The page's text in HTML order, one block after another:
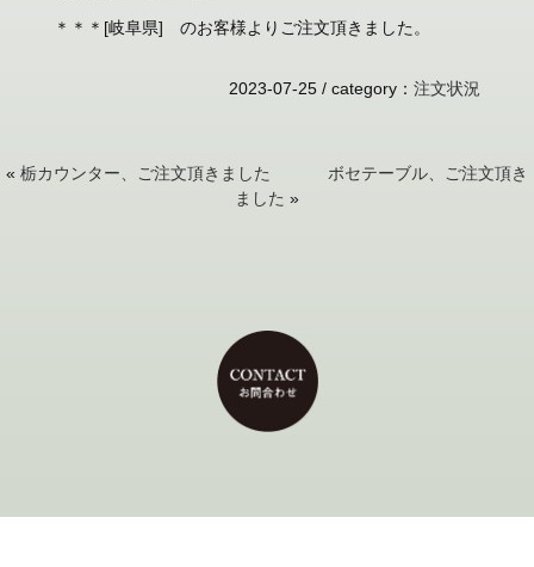
＊＊＊[岐阜県] のお客様よりご注文頂きました。
2023-07-25 /category ：注文状況
« 栃カウンター、ご注文頂きました
ボセテーブル、ご注文頂き
ました »